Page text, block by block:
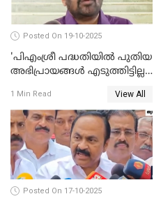
Posted On 19-10-2025
'പിഎംശ്രീ പദ്ധതിയില്‍ പുതിയ
അഭിപ്രായങ്ങള്‍ എടുത്തിട്ടില്ല';
1 Min Read View All
Posted On 17-10-2025